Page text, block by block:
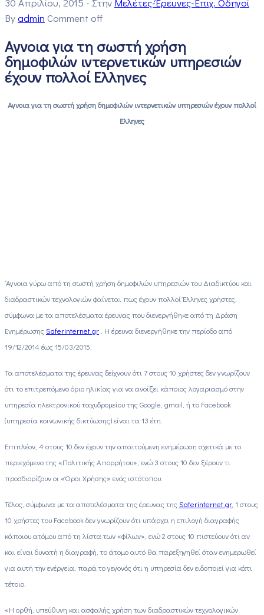
Byadmin Comment off
Αγνοια για τη σωστή χρήση
δημοφιλών ιντερνετικών υπηρεσιών
έχουν πολλοί Ελληνες
Αγνοια για τη σωστή χρήση δημοφιλών ιντερνετικών υπηρεσιών έχουν πολλοί
Ελληνες
‘Αγνοια γύρω από τη σωστή χρήση δημοφιλών υπηρεσιών του Διαδικτύου και
διαδραστικών τεχνολογιών φαίνεται πως έχουν πολλοί Έλληνες χρήστες,
σύμφωνα με τα αποτελέσματα έρευνας που διενεργήθηκε από τη Δράση
ΕνημέρωσηςSaferinternet.gr . Η έρευνα διενεργήθηκε την περίοδο από
19/12/2014 έως 15/03/2015.
Τα αποτελέσματα της έρευνας δείχνουν ότι 7 στους 10 χρήστες δεν γνωρίζουν
ότι το επιτρεπόμενο όριο ηλικίας για να ανοίξει κάποιος λογαριασμό στην
υπηρεσία ηλεκτρονικού ταχυδρομείου της Google, gmail, ή το Facebook
(υπηρεσία κοινωνικής δικτύωσης) είναι τα 13 έτη.
Επιπλέον, 4 στους 10 δεν έχουν την απαιτούμενη ενημέρωση σχετικά με το
περιεχόμενο της «Πολιτικής Απορρήτου», ενώ 3 στους 10 δεν ξέρουν τι
προσδιορίζουν οι «Όροι Χρήσης» ενός ιστότοπου.
Τέλος, σύμφωνα με τα αποτελέσματα της έρευνας τηςSaferinternet.gr, 1 στους
10 χρήστες του Facebook δεν γνωρίζουν ότι υπάρχει η επιλογή διαγραφής
κάποιου ατόμου από τη λίστα των «φίλων», ενώ 2 στους 10 πιστεύουν ότι αν
και είναι δυνατή η διαγραφή, το άτομο αυτό θα παρεξηγηθεί όταν ενημερωθεί
για αυτή την ενέργεια, παρά το γεγονός ότι η υπηρεσία δεν ειδοποιεί για κάτι
τέτοιο.
«Η ορθή, υπεύθυνη και ασφαλής χρήση των διαδραστικών τεχνολογικών